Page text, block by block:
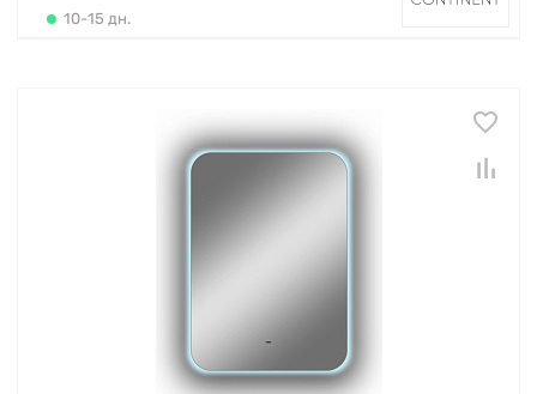
10-15 дн.